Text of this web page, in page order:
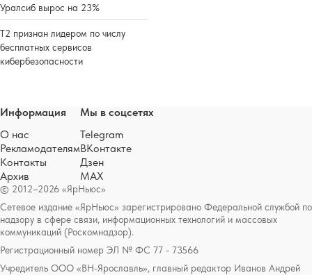
Уралсиб вырос на 23%
Т2 признан лидером по числу
бесплатных сервисов
кибербезопасности
© 2012–2026 «ЯрНьюс»
Сетевое издание «ЯрНьюс» зарегистрировано Федеральной службой по
надзору в сфере связи, информационных технологий и массовых
коммуникаций (Роскомнадзор).
Регистрационный номер ЭЛ № ФС 77 - 73566
Учредитель ООО «ВН-Ярославль», главный редактор Иванов Андрей
Информация
О нас
Рекламодателям
Контакты
Архив
Мы в соцсетях
Telegram
ВКонтакте
Дзен
MAX